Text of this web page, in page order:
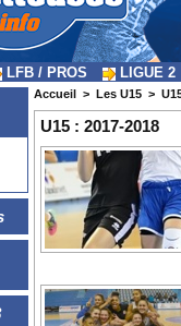
LFB / PROS LIGUE 2
Accueil > Les U15 >
U15 : 2017-2018